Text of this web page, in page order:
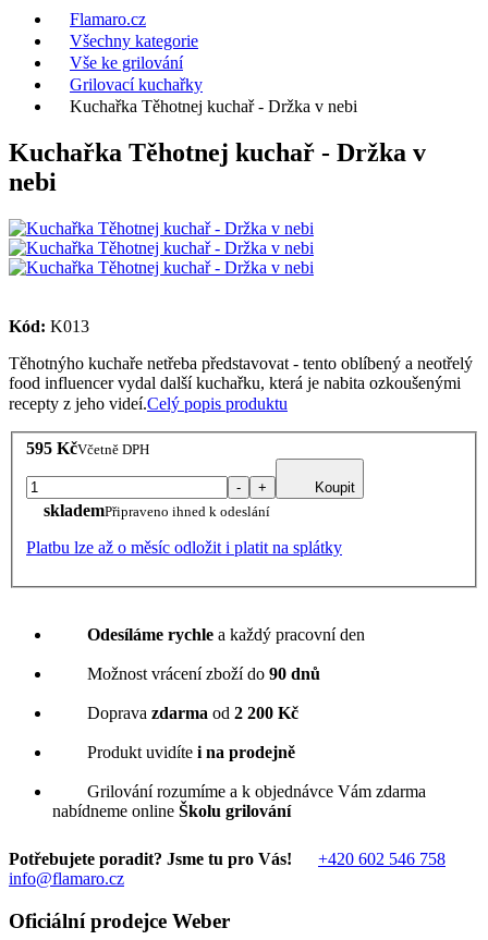
Flamaro.cz
Všechny kategorie
Vše ke grilování
Grilovací kuchařky
Kuchařka Těhotnej kuchař - Držka v nebi
Kuchařka Těhotnej kuchař - Držka v
nebi
Kód: K013
Těhotnýho kuchaře netřeba představovat - tento oblíbený a neotřelý
food influencer vydal další kuchařku, která je nabita ozkoušenými
recepty z jeho videí.Celý popis produktu
595 KčVčetně DPH
- + Koupit
sklademPřipraveno ihned k odeslání
Platbu lze až o měsíc odložit i platit na splátky
Odesíláme rychle a každý pracovní den
Možnost vrácení zboží do 90 dnů
Doprava zdarma od 2 200 Kč
Produkt uvidíte i na prodejně
Grilování rozumíme a k objednávce Vám zdarma
nabídneme online Školu grilování
Potřebujete poradit? Jsme tu pro Vás!
+420 602 546 758
info@flamaro.cz
Oficiální prodejce Weber